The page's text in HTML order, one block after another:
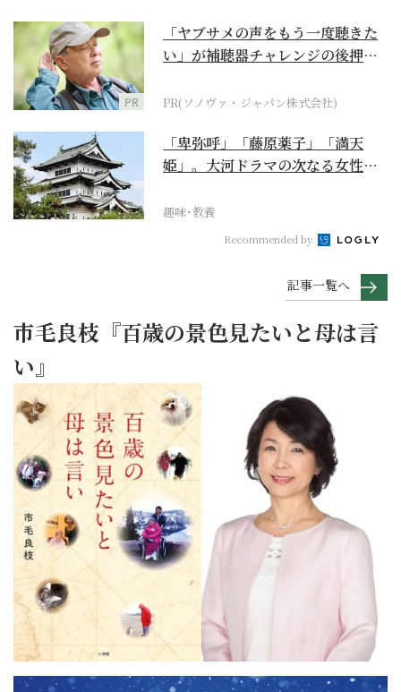
PR
「ヤブサメの声をもう一度聴きた
い」が補聴器チャレンジの後押し
PR(ソノヴァ・ジャパン株式会社)
「卑弥呼」「藤原薬子」「満天
姫」。大河ドラマの次なる女性主
趣味･教養
Recommended by
記事一覧へ
市毛良枝『百歳の景色見たいと母は言
い』